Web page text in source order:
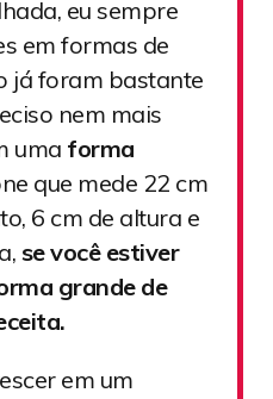
eu sempre
em formas de
já foram bastante
nem mais
uma forma
que mede 22 cm
6 cm de altura e
se você estiver
grande de
em um